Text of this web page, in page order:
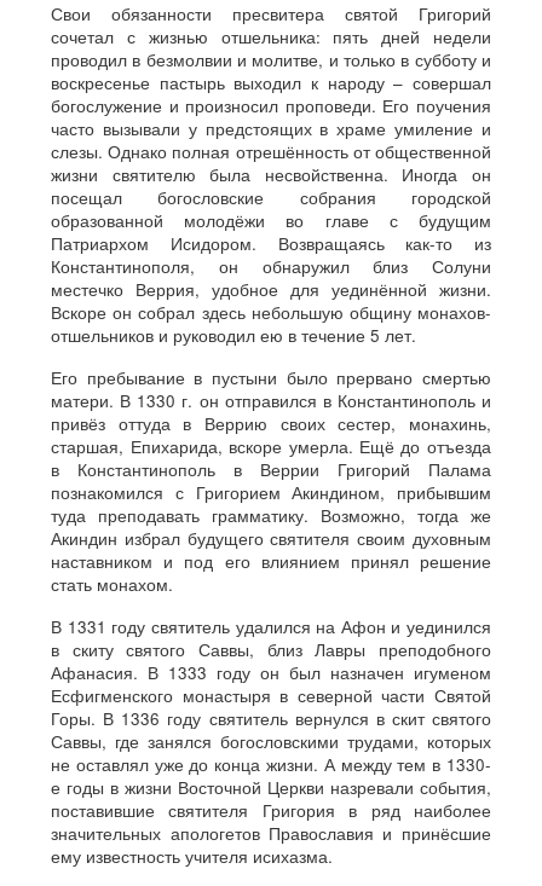
Свои обязанности пресвитера святой Григорий
сочетал с жизнью отшельника: пять дней недели
проводил в безмолвии и молитве, и только в субботу и
воскресенье пастырь выходил к народу – совершал
богослужение и произносил проповеди. Его поучения
часто вызывали у предстоящих в храме умиление и
слезы. Однако полная отрешённость от общественной
жизни святителю была несвойственна. Иногда он
посещал богословские собрания городской
образованной молодёжи во главе с будущим
Патриархом Исидором. Возвращаясь как-то из
Константинополя, он обнаружил близ Солуни
местечко Веррия, удобное для уединённой жизни.
Вскоре он собрал здесь небольшую общину монахов-
отшельников и руководил ею в течение 5 лет.
Его пребывание в пустыни было прервано смертью
матери. В 1330 г. он отправился в Константинополь и
привёз оттуда в Веррию своих сестер, монахинь,
старшая, Епихарида, вскоре умерла. Ещё до отъезда
в Константинополь в Веррии Григорий Палама
познакомился с Григорием Акиндином, прибывшим
туда преподавать грамматику. Возможно, тогда же
Акиндин избрал будущего святителя своим духовным
наставником и под его влиянием принял решение
стать монахом.
В 1331 году святитель удалился на Афон и уединился
в скиту святого Саввы, близ Лавры преподобного
Афанасия. В 1333 году он был назначен игуменом
Есфигменского монастыря в северной части Святой
Горы. В 1336 году святитель вернулся в скит святого
Саввы, где занялся богословскими трудами, которых
не оставлял уже до конца жизни. А между тем в 1330-
е годы в жизни Восточной Церкви назревали события,
поставившие святителя Григория в ряд наиболее
значительных апологетов Православия и принёсшие
ему известность учителя исихазма.